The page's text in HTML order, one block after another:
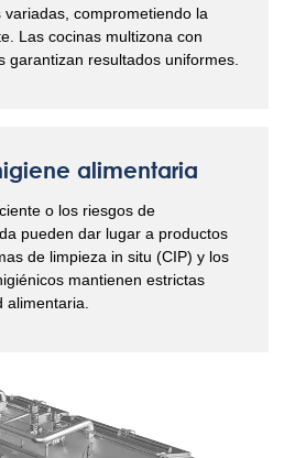
comprometiendo la
Las cocinas multizona con
garantizan resultados uniformes.
alimentaria
o los riesgos de
pueden dar lugar a productos
de limpieza in situ (CIP) y los
mantienen estrictas